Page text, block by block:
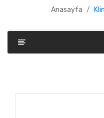
Anasayfa